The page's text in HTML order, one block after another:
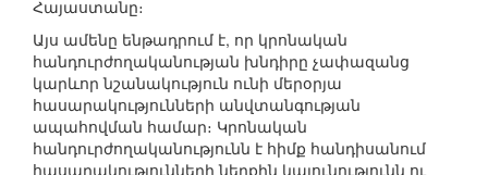
Հայաստանը։
Այս ամենը ենթադրում է, որ կրոնական
հանդուրժողականության խնդիրը չափազանց
կարևոր նշանակություն ունի մերօրյա
հասարակությունների անվտանգության
ապահովման համար։ Կրոնական
հանդուրժողականությունն է հիմք հանդիսանում
հասարակությունների ներքին կայունությունն ու